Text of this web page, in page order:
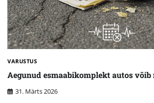
VARUSTUS
Aegunud esmaabikomplekt autos võib
31. Märts 2026